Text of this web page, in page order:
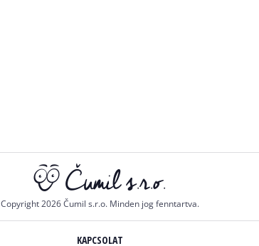
Copyright 2026 Čumil s.r.o. Minden jog fenntartva.
KAPCSOLAT